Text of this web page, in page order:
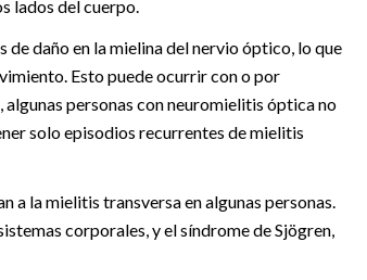
lados del cuerpo.
daño en la mielina del nervio óptico, lo que
Esto puede ocurrir con o por
personas con neuromielitis óptica no
solo episodios recurrentes de mielitis
a la mielitis transversa en algunas personas.
corporales, y el síndrome de Sjögren,